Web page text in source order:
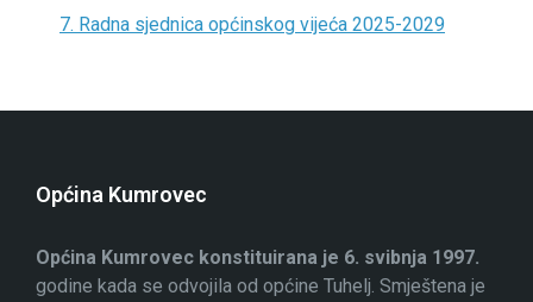
7. Radna sjednica općinskog vijeća 2025-2029
Općina Kumrovec
Općina Kumrovec konstituirana je 6. svibnja 1997.
godine kada se odvojila od općine Tuhelj. Smještena je